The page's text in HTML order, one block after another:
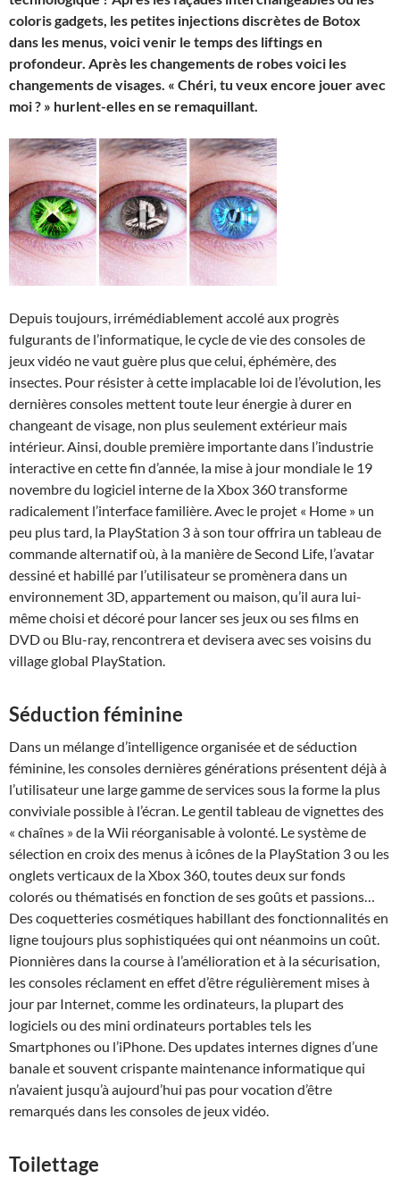
coloris gadgets, les petites injections discrètes de Botox
dans les menus, voici venir le temps des liftings en
profondeur. Après les changements de robes voici les
changements de visages. « Chéri, tu veux encore jouer avec
moi ? » hurlent-elles en se remaquillant.
Depuis toujours, irrémédiablement accolé aux progrès
fulgurants de l’informatique, le cycle de vie des consoles de
jeux vidéo ne vaut guère plus que celui, éphémère, des
insectes. Pour résister à cette implacable loi de l’évolution, les
dernières consoles mettent toute leur énergie à durer en
changeant de visage, non plus seulement extérieur mais
intérieur. Ainsi, double première importante dans l’industrie
interactive en cette fin d’année, la mise à jour mondiale le 19
novembre du logiciel interne de la Xbox 360 transforme
radicalement l’interface familière. Avec le projet « Home » un
peu plus tard, la PlayStation 3 à son tour offrira un tableau de
commande alternatif où, à la manière de Second Life, l’avatar
dessiné et habillé par l’utilisateur se promènera dans un
environnement 3D, appartement ou maison, qu’il aura lui-
même choisi et décoré pour lancer ses jeux ou ses films en
DVD ou Blu-ray, rencontrera et devisera avec ses voisins du
village global PlayStation.
Séduction féminine
Dans un mélange d’intelligence organisée et de séduction
féminine, les consoles dernières générations présentent déjà à
l’utilisateur une large gamme de services sous la forme la plus
conviviale possible à l’écran. Le gentil tableau de vignettes des
« chaînes » de la Wii réorganisable à volonté. Le système de
sélection en croix des menus à icônes de la PlayStation 3 ou les
onglets verticaux de la Xbox 360, toutes deux sur fonds
colorés ou thématisés en fonction de ses goûts et passions…
Des coquetteries cosmétiques habillant des fonctionnalités en
ligne toujours plus sophistiquées qui ont néanmoins un coût.
Pionnières dans la course à l’amélioration et à la sécurisation,
les consoles réclament en effet d’être régulièrement mises à
jour par Internet, comme les ordinateurs, la plupart des
logiciels ou des mini ordinateurs portables tels les
Smartphones ou l’iPhone. Des updates internes dignes d’une
banale et souvent crispante maintenance informatique qui
n’avaient jusqu’à aujourd’hui pas pour vocation d’être
remarqués dans les consoles de jeux vidéo.
Toilettage